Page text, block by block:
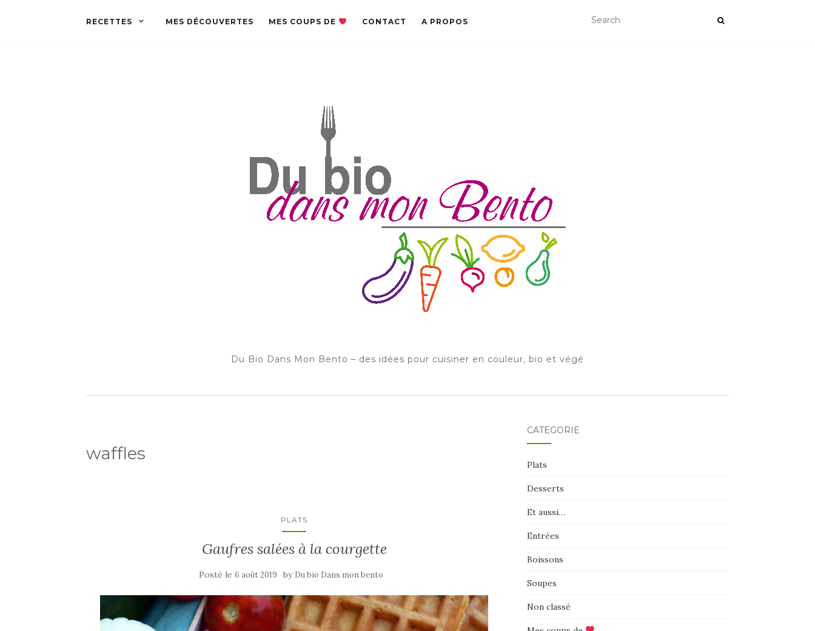
RECETTES MES DÉCOUVERTES MES COUPS DE CONTACT A PROPOS
Du Bio Dans Mon Bento – des idées pour cuisiner en couleur, bio et végé
waffles
PLATS
Gaufres salées à la courgette
Posté le6 août 2019 by Du bio Dans mon bento
CATÉGORIE
Plats
Desserts
Et aussi…
Entrées
Boissons
Soupes
Non classé